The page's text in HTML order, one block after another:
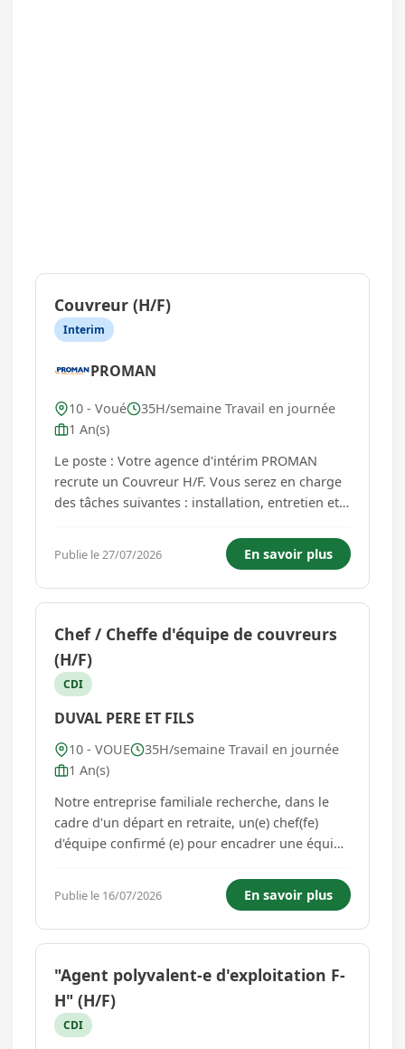
Couvreur (H/F)
Interim
PROMAN
10 - Voué
35H/semaine Travail en journée
1 An(s)
Le poste : Votre agence d'intérim PROMAN
recrute un Couvreur H/F. Vous serez en charge
des tâches suivantes : installation, entretien et
travaux de couverture en tuiles, ardoises ou
tôles. Vous serez également amené à poser des
gouttières et des �...
Publie le 27/07/2026 En savoir plus
Chef / Cheffe d'équipe de couvreurs
(H/F)
CDI
DUVAL PERE ET FILS
10 - VOUE
35H/semaine Travail en journée
1 An(s)
Notre entreprise familiale recherche, dans le
cadre d'un départ en retraite, un(e) chef(fe)
d'équipe confirmé (e) pour encadrer une équipe
Expérience significative en couverture et
zinguerie - Sens de l'org...
Publie le 16/07/2026 En savoir plus
"Agent polyvalent-e d'exploitation F-
H" (H/F)
CDI